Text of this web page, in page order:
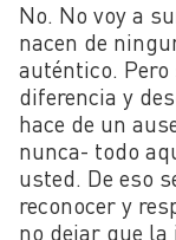
No. No voy a
nacen de
auténtico.
diferencia y
hace de un
nunca- todo
usted. De eso
reconocer y
no dejar que